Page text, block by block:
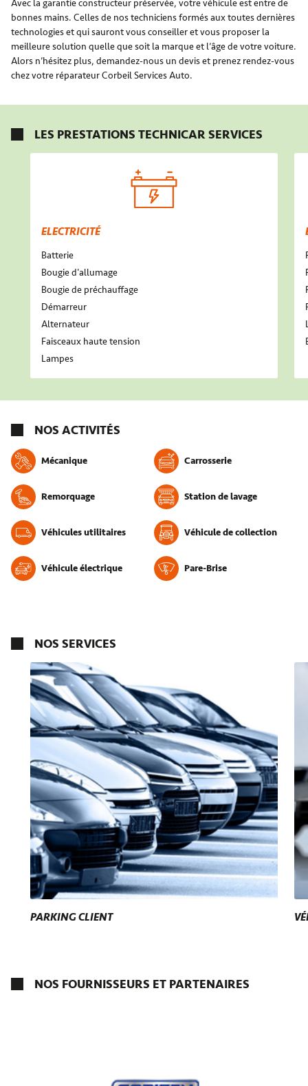
Avec la garantie constructeur préservée, votre véhicule est entre de
bonnes mains. Celles de nos techniciens formés aux toutes dernières
technologies et qui sauront vous conseiller et vous proposer la
meilleure solution quelle que soit la marque et l’âge de votre voiture.
Alors n’hésitez plus, demandez-nous un devis et prenez rendez-vous
chez votre réparateur Corbeil Services Auto.
LES PRESTATIONS TECHNICAR SERVICES
ELECTRICITÉ
Batterie
Bougie d'allumage
Bougie de préchauffage
Démarreur
Alternateur
Faisceaux haute tension
Lampes
NOS ACTIVITÉS
Mécanique Carrosserie
Remorquage Station de lavage
Véhicules utilitaires Véhicule de collection
Véhicule électrique Pare-Brise
NOS SERVICES
PARKING CLIENT
NOS FOURNISSEURS ET PARTENAIRES